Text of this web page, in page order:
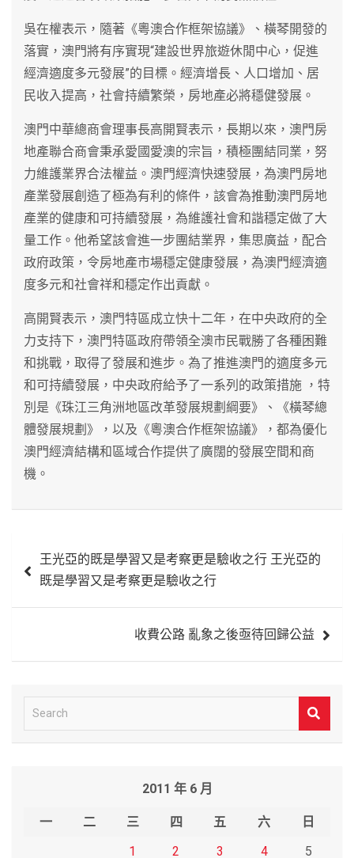
吳在權表示，隨著《粵澳合作框架協議》、橫琴開發的
落實，澳門將有序實現“建設世界旅遊休閒中心，促進
經濟適度多元發展”的目標。經濟增長、人口增加、居
民收入提高，社會持續繁榮，房地產必將穩健發展。
澳門中華總商會理事長高開賢表示，長期以來，澳門房
地產聯合商會秉承愛國愛澳的宗旨，積極團結同業，努
力維護業界合法權益。澳門經濟快速發展，為澳門房地
產業發展創造了極為有利的條件，該會為推動澳門房地
產業的健康和可持續發展，為維護社會和諧穩定做了大
量工作。他希望該會進一步團結業界，集思廣益，配合
政府政策，令房地產市場穩定健康發展，為澳門經濟適
度多元和社會祥和穩定作出貢獻。
高開賢表示，澳門特區成立快十二年，在中央政府的全
力支持下，澳門特區政府帶領全澳市民戰勝了各種困難
和挑戰，取得了發展和進步。為了推進澳門的適度多元
和可持續發展，中央政府給予了一系列的政策措施 ，特
別是《珠江三角洲地區改革發展規劃綱要》、《橫琴總
體發展規劃》，以及《粵澳合作框架協議》，都為優化
澳門經濟結構和區域合作提供了廣闊的發展空間和商
機。
章
王光亞的既是學習又是考察更是驗收之行 王光亞的
既是學習又是考察更是驗收之行
收費公路 亂象之後亟待回歸公益
e
2011 年 6 月
一 二 三 四 五 六
日
1
2 3 4 5